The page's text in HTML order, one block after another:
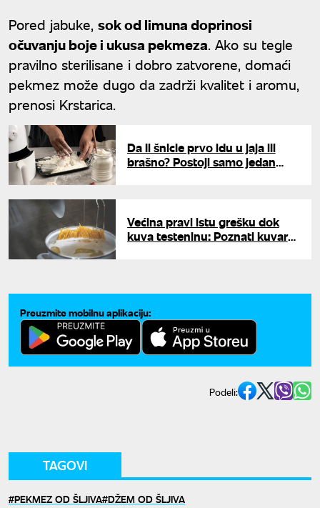
Pored jabuke, sok od limuna doprinosi
očuvanju boje i ukusa pekmeza. Ako su tegle
pravilno sterilisane i dobro zatvorene, domaći
pekmez može dugo da zadrži kvalitet i aromu,
prenosi Krstarica.
Da li šnicle prvo idu u jaja ili
brašno? Postoji samo jedan
Većina pravi istu grešku dok
kuva testeninu: Poznati kuvar
Preuzmite mobilnu aplikaciju:
Podeli:
TAGOVI
PEKMEZ OD ŠLJIVA DŽEM OD ŠLJIVA